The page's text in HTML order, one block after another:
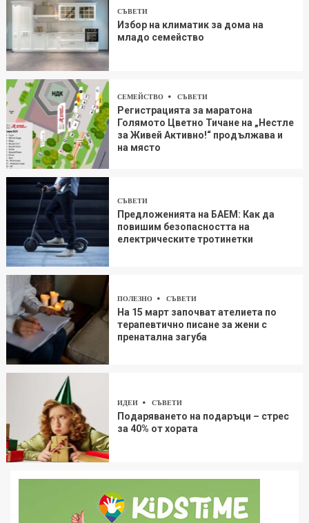
СЪВЕТИ
Избор на климатик за дома на
младо семейство
СЕМЕЙСТВО СЪВЕТИ
Регистрацията за маратона
Голямото Цветно Тичане на „Нестле
за Живей Aктивно!“ продължава и
на място
СЪВЕТИ
Предложенията на БАЕМ: Как да
повишим безопасността на
електрическите тротинетки
ПОЛЕЗНО СЪВЕТИ
На 15 март започват ателиета по
терапевтично писане за жени с
пренатална загуба
ИДЕИ СЪВЕТИ
Подаряването на подаръци – стрес
за 40% от хората